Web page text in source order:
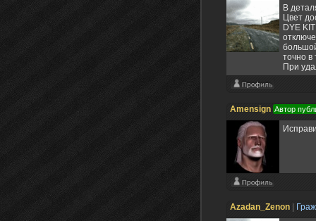
В
Цвет
DYE
точно в
При
Amensign Автор
Azadan_Zenon